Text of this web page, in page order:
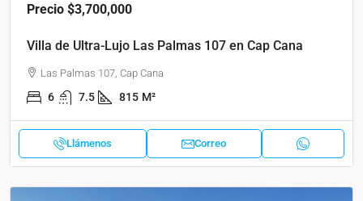
Precio $3,700,000
Villa de Ultra-Lujo Las Palmas 107 en Cap Cana
Las Palmas 107, Cap Cana
6 7.5 815 M²
Llámenos Correo